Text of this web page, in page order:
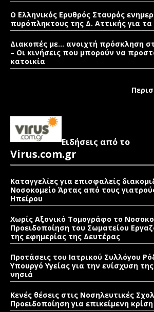
Ο Ελληνικός Ερυθρός Σταυρός
πυρόπληκτους της Δ. Αττικής για τα
Διακοπές με… ανοιχτή πρόσκληση
– Οι κινήσεις που μπορούν να
κατοικία
Ειδήσεις από το
Virus.com.gr
Καταγγελίες για επισφαλείς
Νοσοκομείο Άρτας από τους
Ηπείρου
Χωρίς Αξονικό Τομογράφο το
Προειδοποίηση του Σωματείου
της εφημερίας της Δευτέρας
Προτάσεις του Ιατρικού Συλλόγου
Υπουργό Υγείας για την ενίσχυση
νησιά
Κενές θέσεις στις Νοσηλευτικές
Προειδοποίηση για επικείμενη